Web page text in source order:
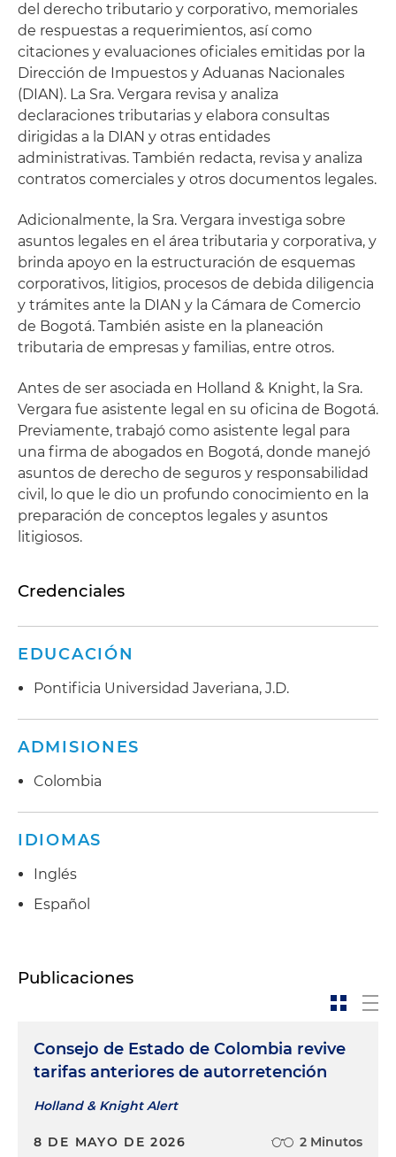
del derecho tributario y corporativo, memoriales
de respuestas a requerimientos, así como
citaciones y evaluaciones oficiales emitidas por la
Dirección de Impuestos y Aduanas Nacionales
(DIAN). La Sra. Vergara revisa y analiza
declaraciones tributarias y elabora consultas
dirigidas a la DIAN y otras entidades
administrativas. También redacta, revisa y analiza
contratos comerciales y otros documentos legales.
Adicionalmente, la Sra. Vergara investiga sobre
asuntos legales en el área tributaria y corporativa, y
brinda apoyo en la estructuración de esquemas
corporativos, litigios, procesos de debida diligencia
y trámites ante la DIAN y la Cámara de Comercio
de Bogotá. También asiste en la planeación
tributaria de empresas y familias, entre otros.
Antes de ser asociada en Holland & Knight, la Sra.
Vergara fue asistente legal en su oficina de Bogotá.
Previamente, trabajó como asistente legal para
una firma de abogados en Bogotá, donde manejó
asuntos de derecho de seguros y responsabilidad
civil, lo que le dio un profundo conocimiento en la
preparación de conceptos legales y asuntos
litigiosos.
Credenciales
EDUCACIÓN
Pontificia Universidad Javeriana, J.D.
ADMISIONES
Colombia
IDIOMAS
Inglés
Español
Publicaciones
Consejo de Estado de Colombia revive
tarifas anteriores de autorretención
Holland & Knight Alert
8 DE MAYO DE 2026 2 Minutos